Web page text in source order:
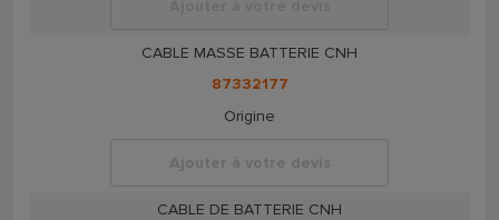
CABLE MASSE BATTERIE CNH
87332177
Origine
Ajouter à votre devis
CABLE DE BATTERIE CNH